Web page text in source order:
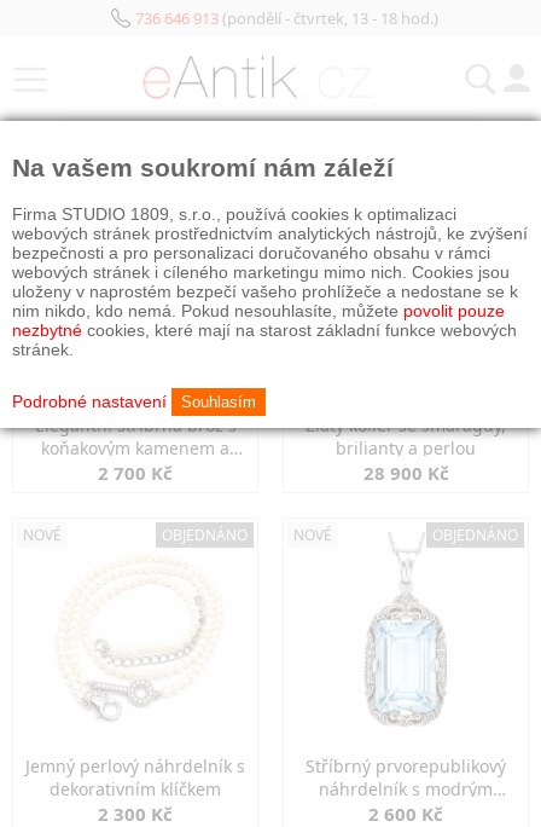
736 646 913(pondělí - čtvrtek, 13 - 18 hod.)
Elegantní stříbrná brož s
koňakovým kamenem a
markazity
2 700 Kč
Zlatý kolier se smaragdy,
brilianty a perlou
28 900 Kč
NOVÉ OBJEDNÁNO
Jemný perlový náhrdelník s
dekorativním klíčkem
2 300 Kč
NOVÉ OBJEDNÁNO
Stříbrný prvorepublikový
náhrdelník s modrým
spinelem
2 600 Kč
Na vašem soukromí nám záleží
Firma STUDIO 1809, s.r.o., používá cookies k optimalizaci
webových stránek prostřednictvím analytických nástrojů, ke zvýšení
bezpečnosti a pro personalizaci doručovaného obsahu v rámci
webových stránek i cíleného marketingu mimo nich. Cookies jsou
uloženy v naprostém bezpečí vašeho prohlížeče a nedostane se k
nim nikdo, kdo nemá. Pokud nesouhlasíte, můžete povolit pouze
nezbytné cookies, které mají na starost základní funkce webových
stránek.
Podrobné nastavení Souhlasím